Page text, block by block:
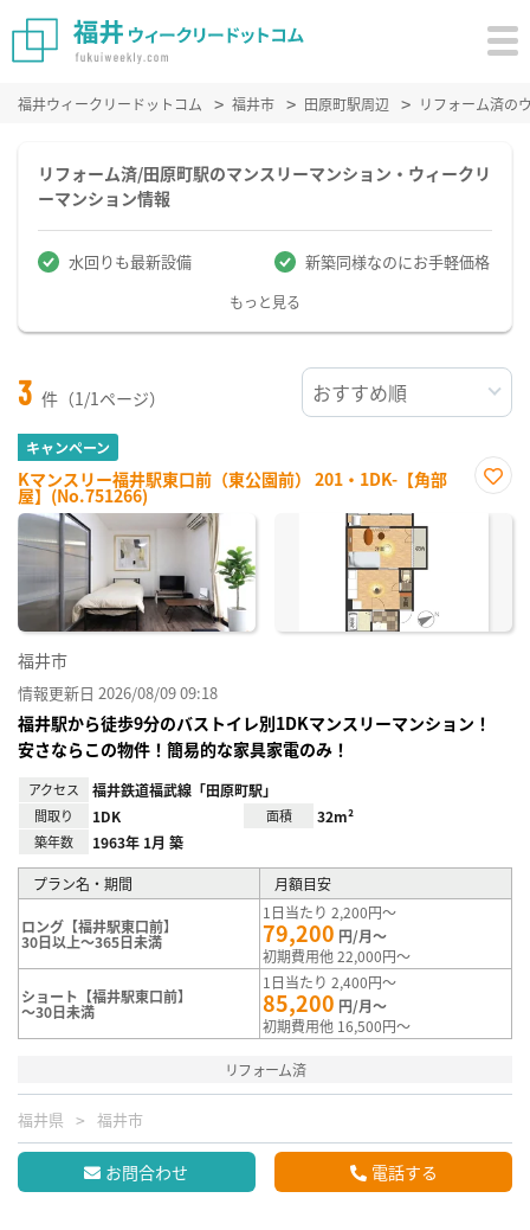
福井ウィークリードットコム 福井市 田原町駅周辺 リフォーム済の
リフォーム済/田原町駅のマンスリーマンション・ウィークリ
ーマンション情報
水回りも最新設備 新築同様なのにお手軽価格
もっと見る
3 件（1/1ページ）
キャンペーン
Kマンスリー福井駅東口前（東公園前） 201・1DK-【角部
屋】(No.751266)
に入
福井市
情報更新日 2026/08/09 09:18
福井駅から徒歩9分のバストイレ別1DKマンスリーマンション！
安さならこの物件！簡易的な家具家電のみ！
アクセス 福井鉄道福武線「田原町駅」
間取り 1DK 面積 32m²
築年数 1963年 1月 築
プラン名・期間 月額目安
ロング【福井駅東口前】
30日以上～365日未満
1日当たり 2,200円～
79,200 円/月～
初期費用他 22,000円～
ショート【福井駅東口前】
～30日未満
1日当たり 2,400円～
85,200 円/月～
初期費用他 16,500円～
リフォーム済
福井県 福井市
お問合わせ 電話する